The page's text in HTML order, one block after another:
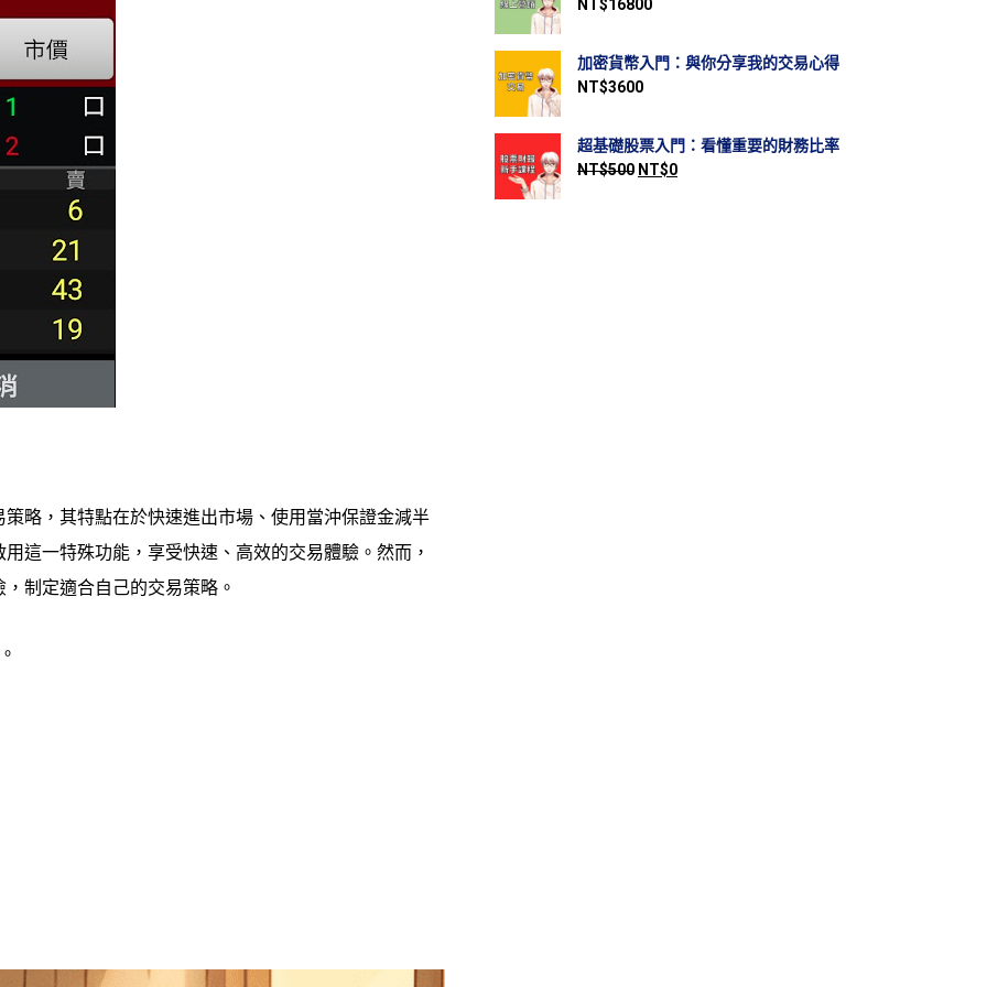
略，其特點在於快速進出市場、使用當沖保證金減半
這一特殊功能，享受快速、高效的交易體驗。然而，
制定適合自己的交易策略。
NT$16800
加密貨幣入門：與你分享我的交易心得
NT$3600
超基礎股票入門：看懂重要的財務比率
NT$500 NT$0